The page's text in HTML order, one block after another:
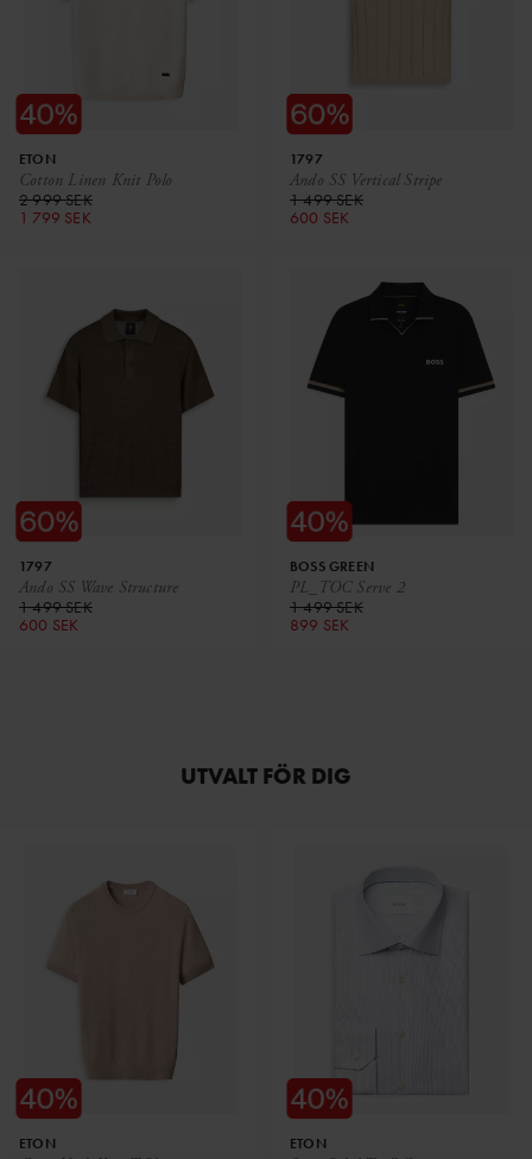
Cotton Linen Knit Polo
ETON
2 999 SEK
1 799 SEK
Ando SS Vertical Stripe
1797
1 499 SEK
600 SEK
Ando SS Wave Structure
1797
1 499 SEK
600 SEK
PL_TOC Serve 2
BOSS GREEN
1 499 SEK
899 SEK
UTVALT FÖR DIG
ETON ETON